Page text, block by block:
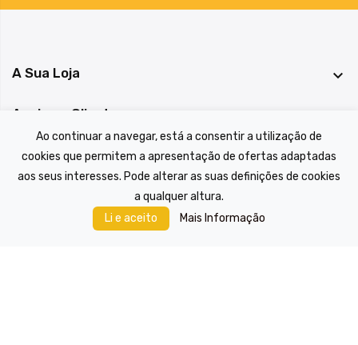
Ao continuar a navegar, está a consentir a utilização de
cookies que permitem a apresentação de ofertas adaptadas
aos seus interesses. Pode alterar as suas definições de cookies
a qualquer altura.
Li e aceito
Mais Informação
A Sua Loja 
Apoio ao Cliente
Informação Legal 
Registe-se na nossa newsletter